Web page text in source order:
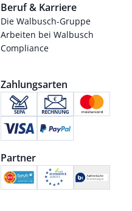
Beruf & Karriere
Die Walbusch-Gruppe
Arbeiten bei Walbusch
Compliance
Zahlungsarten
Partner